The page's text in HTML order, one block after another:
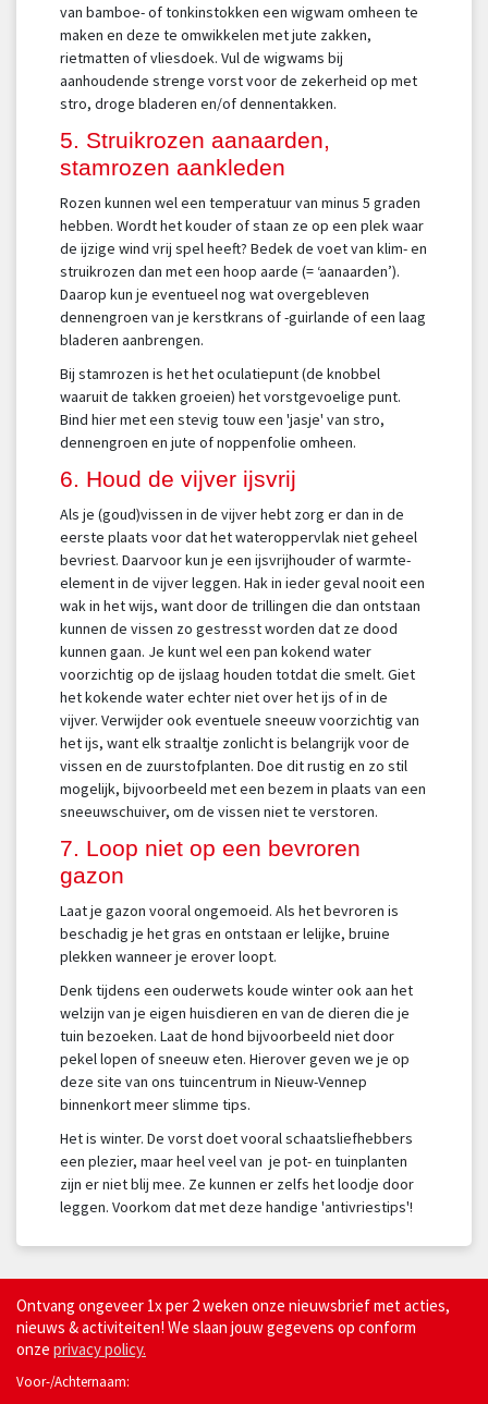
van bamboe- of tonkinstokken een wigwam omheen te
maken en deze te omwikkelen met jute zakken,
rietmatten of vliesdoek. Vul de wigwams bij
aanhoudende strenge vorst voor de zekerheid op met
stro, droge bladeren en/of dennentakken.
5. Struikrozen aanaarden,
stamrozen aankleden
Rozen kunnen wel een temperatuur van minus 5 graden
hebben. Wordt het kouder of staan ze op een plek waar
de ijzige wind vrij spel heeft? Bedek de voet van klim- en
struikrozen dan met een hoop aarde (= ‘aanaarden’).
Daarop kun je eventueel nog wat overgebleven
dennengroen van je kerstkrans of -guirlande of een laag
bladeren aanbrengen.
Bij stamrozen is het het oculatiepunt (de knobbel
waaruit de takken groeien) het vorstgevoelige punt.
Bind hier met een stevig touw een 'jasje' van stro,
dennengroen en jute of noppenfolie omheen.
6. Houd de vijver ijsvrij
Als je (goud)vissen in de vijver hebt zorg er dan in de
eerste plaats voor dat het wateroppervlak niet geheel
bevriest. Daarvoor kun je een ijsvrijhouder of warmte-
element in de vijver leggen. Hak in ieder geval nooit een
wak in het wijs, want door de trillingen die dan ontstaan
kunnen de vissen zo gestresst worden dat ze dood
kunnen gaan. Je kunt wel een pan kokend water
voorzichtig op de ijslaag houden totdat die smelt. Giet
het kokende water echter niet over het ijs of in de
vijver. Verwijder ook eventuele sneeuw voorzichtig van
het ijs, want elk straaltje zonlicht is belangrijk voor de
vissen en de zuurstofplanten. Doe dit rustig en zo stil
mogelijk, bijvoorbeeld met een bezem in plaats van een
sneeuwschuiver, om de vissen niet te verstoren.
7. Loop niet op een bevroren
gazon
Laat je gazon vooral ongemoeid. Als het bevroren is
beschadig je het gras en ontstaan er lelijke, bruine
plekken wanneer je erover loopt.
Denk tijdens een ouderwets koude winter ook aan het
welzijn van je eigen huisdieren en van de dieren die je
tuin bezoeken. Laat de hond bijvoorbeeld niet door
pekel lopen of sneeuw eten. Hierover geven we je op
deze site van ons tuincentrum in Nieuw-Vennep
binnenkort meer slimme tips.
Het is winter. De vorst doet vooral schaatsliefhebbers
een plezier, maar heel veel van je pot- en tuinplanten
zijn er niet blij mee. Ze kunnen er zelfs het loodje door
leggen. Voorkom dat met deze handige 'antivriestips'!
Ontvang ongeveer 1x per 2 weken onze nieuwsbrief met acties,
nieuws & activiteiten! We slaan jouw gegevens op conform
onze privacy policy.
Voor-/Achternaam: